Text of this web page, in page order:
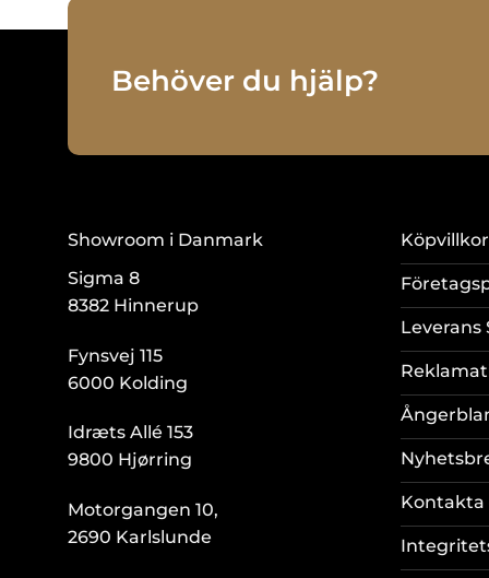
Behöver du hjälp?
Showroom i Danmark
Sigma 8
8382 Hinnerup
Fynsvej 115
6000 Kolding
Idræts Allé 153
9800 Hjørring
Motorgangen 10,
2690 Karlslunde
Köpvillkor
Leverans
Kontakta